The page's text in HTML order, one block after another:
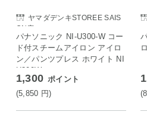
ヤマダデンキSTOREE SAIS
ON店
パナソニック NI-U300-W コー
ド付スチームアイロン アイロ
ン／パンツプレス ホワイト NI
U300W
1,300 ポイント
(5,850 円)